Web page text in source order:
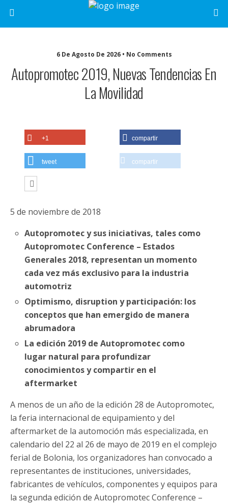
6 De Agosto De 2026 • No Comments
Autopromotec 2019, Nuevas Tendencias En
La Movilidad
+1 compartir
tweet compartir
5 de noviembre de 2018
Autopromotec y sus iniciativas, tales como
Autopromotec Conference – Estados
Generales 2018, representan un momento
cada vez más exclusivo para la industria
automotriz
Optimismo, disruption y participación: los
conceptos que han emergido de manera
abrumadora
La edición 2019 de Autopromotec como
lugar natural para profundizar
conocimientos y compartir en el
aftermarket
A menos de un año de la edición 28 de Autopromotec,
la feria internacional de equipamiento y del
aftermarket de la automoción más especializada, en
calendario del 22 al 26 de mayo de 2019 en el complejo
ferial de Bolonia, los organizadores han convocado a
representantes de instituciones, universidades,
fabricantes de vehículos, componentes y equipos para
la segunda edición de Autopromotec Conference –